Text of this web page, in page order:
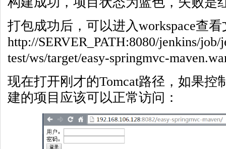
打包成功后，可以进入workspace查
http://SERVER_PATH:8080/jenkins/job/
test/ws/target/easy-springmvc-
现在打开刚才的Tomcat路径，如果控
建的项目应该可以正常访问：